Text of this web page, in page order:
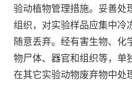
验动植物管理措施。妥善处
组织，对实验样品应集中冷
随意丢弃。经有害生物、化
物尸体、器官和组织等，单
在其它实验动物废弃物中处